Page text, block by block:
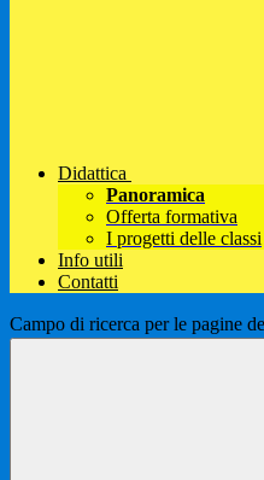
Didattica
Panoramica
Offerta formativa
I progetti delle classi
Info utili
Contatti
Campo di ricerca per le pagine